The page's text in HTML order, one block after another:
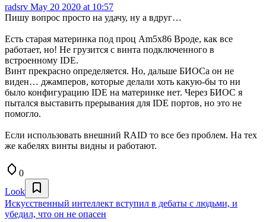
radsrv May 20 2020 at 10:57
Пишу вопрос просто на удачу, ну а вдруг…
Есть старая материнка под проц Am5x86 Вроде, как все
работает, но! Не грузится с винта подключенного в
встроенному IDE.
Винт прекрасно определяется. Но, дальше БИОСа он не
виден… джамперов, которые делали хоть какую-бы то ни
было конфигурацию IDE на материнке нет. Через БИОС я
пытался выставить прерывания для IDE портов, но это не
помогло.
Если использовать внешний RAID то все без проблем. На тех
же кабелях винты видны и работают.
0
Look
Искусственный интеллект вступил в дебаты с людьми, и
убедил, что он не опасен